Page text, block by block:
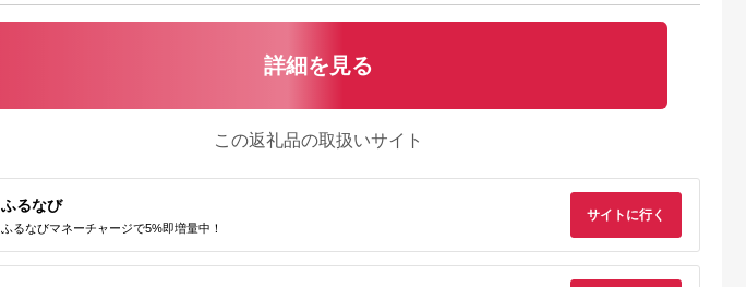
詳細を見る
この返礼品の取扱いサイト
ふるなび
ふるなびマネーチャージで5%即増量中！
サイトに行く